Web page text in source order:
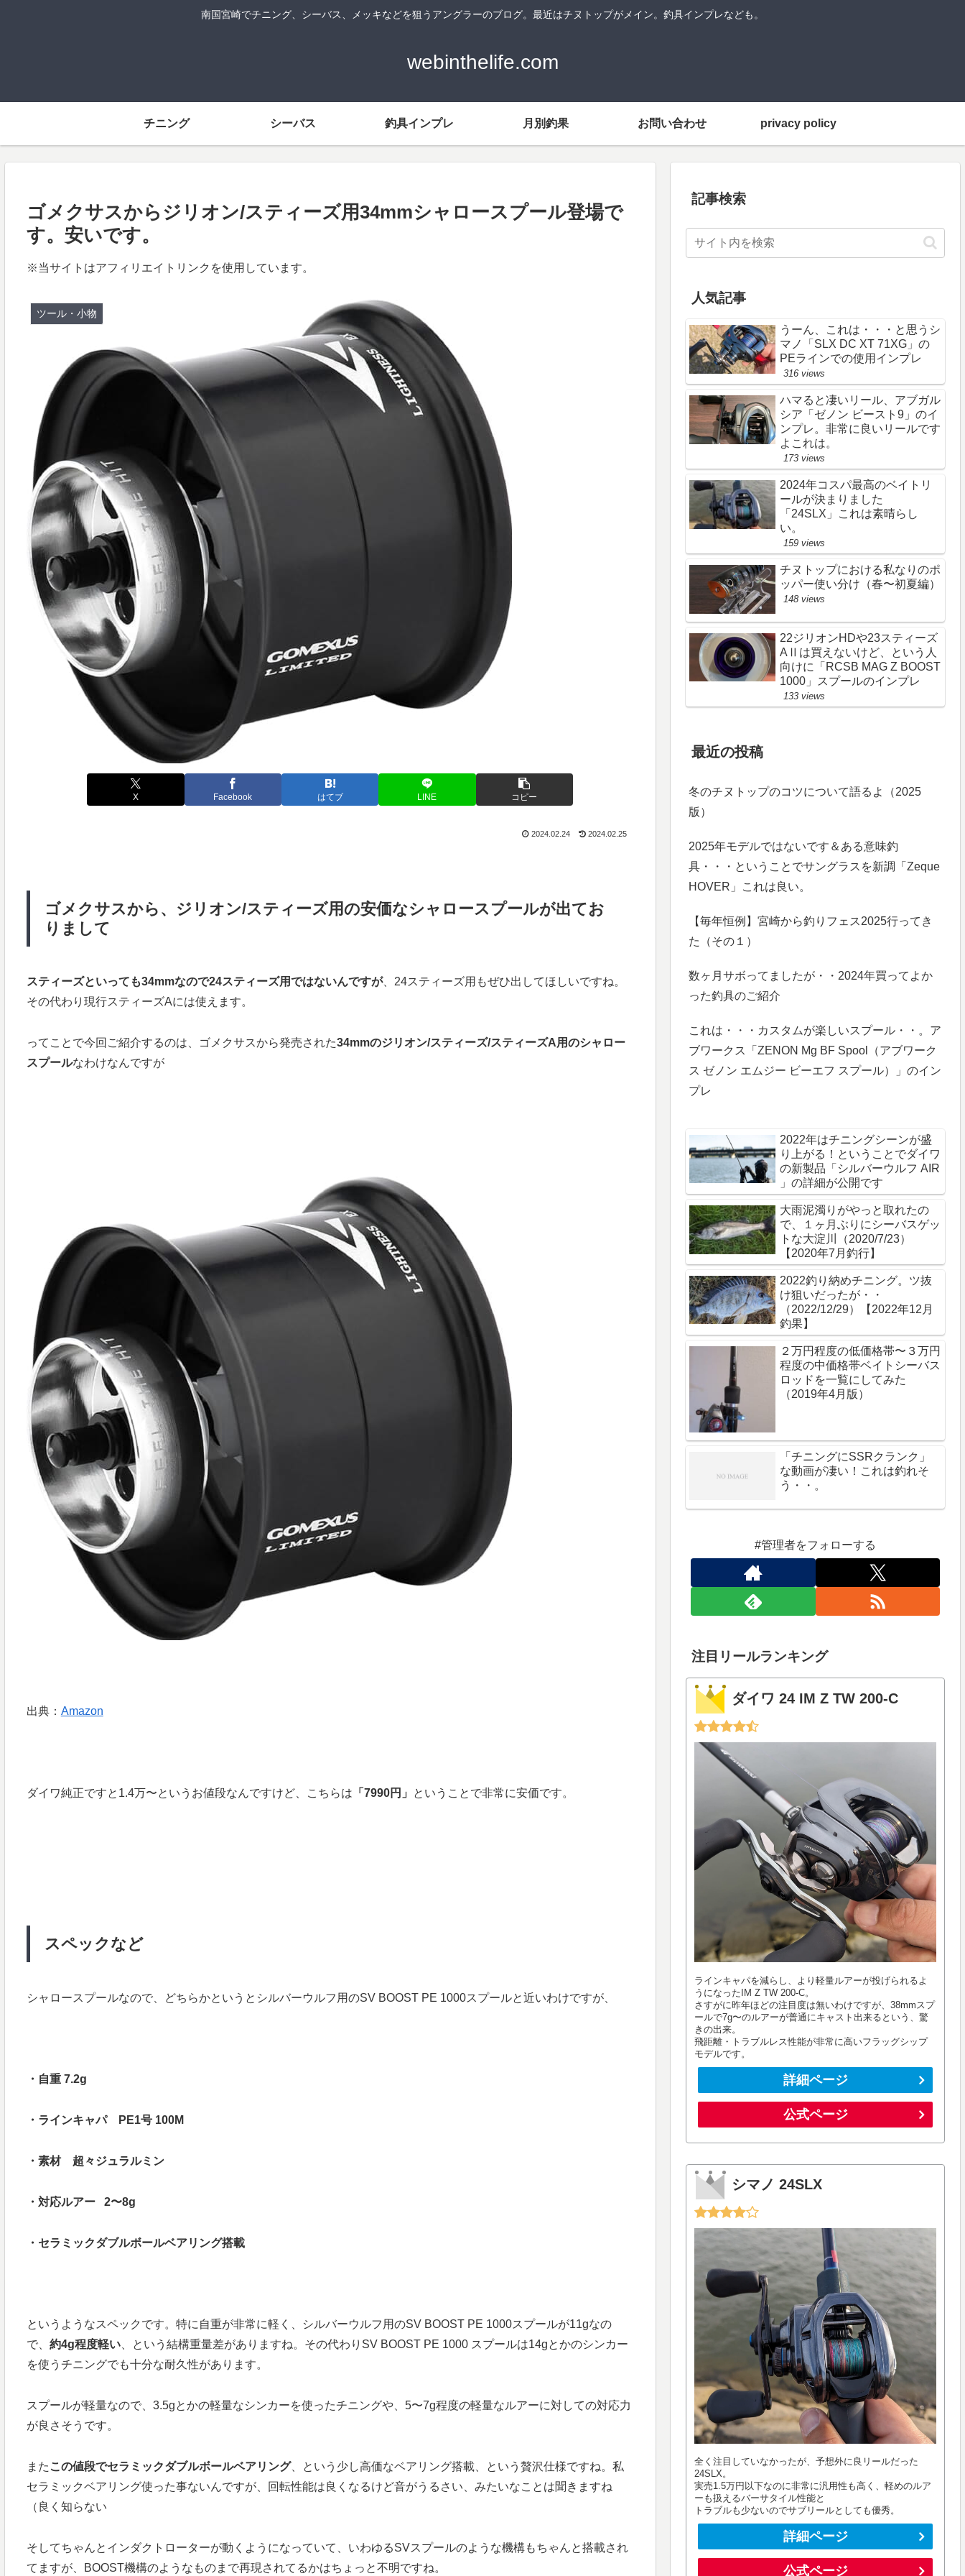
南国宮崎でチニング、シーバス、メッキなどを狙うアングラーのブログ。最近はチヌトップがメイン。釣具インプレなども。
webinthelife.com
チニング シーバス 釣具インプレ 月別釣果 お問い合わせ privacy policy
ゴメクサスからジリオン/スティーズ用34mmシャロースプール登場で
す。安いです。
※当サイトはアフィリエイトリンクを使用しています。
ツール・小物
X Facebook はてブ LINE コピー
2024.02.24 2024.02.25
ゴメクサスから、ジリオン/スティーズ用の安価なシャロースプールが出てお
りまして
スティーズといっても34mmなので24スティーズ用ではないんですが、24スティーズ用もぜひ出してほしいですね。
その代わり現行スティーズAには使えます。
ってことで今回ご紹介するのは、ゴメクサスから発売された34mmのジリオン/スティーズ/スティーズA用のシャロー
スプールなわけなんですが
出典： Amazon
ダイワ純正ですと1.4万〜というお値段なんですけど、こちらは 「7990円」 ということで非常に安価です。
スペックなど
シャロースプールなので、どちらかというとシルバーウルフ用のSV BOOST PE 1000スプールと近いわけですが、
・自重 7.2g
・ラインキャパ PE1号 100M
・素材 超々ジュラルミン
・対応ルアー 2〜8g
・セラミックダブルボールベアリング搭載
というようなスペックです。特に自重が非常に軽く、シルバーウルフ用のSV BOOST PE 1000スプールが11gなの
で、 約4g程度軽い、という結構重量差がありますね。その代わりSV BOOST PE 1000 スプールは14gとかのシンカー
を使うチニングでも十分な耐久性があります。
スプールが軽量なので、3.5gとかの軽量なシンカーを使ったチニングや、5〜7g程度の軽量なルアーに対しての対応力
が良さそうです。
また この値段でセラミックダブルボールベアリング、という少し高価なベアリング搭載、という贅沢仕様ですね。私
セラミックベアリング使った事ないんですが、回転性能は良くなるけど音がうるさい、みたいなことは聞きますね
（良く知らない
そしてちゃんとインダクトローターが動くようになっていて、いわゆるSVスプールのような機構もちゃんと搭載され
てますが、BOOST機構のようなものまで再現されてるかはちょっと不明ですね。
記事検索
人気記事
うーん、これは・・・と思うシ
マノ「SLX DC XT 71XG」の
PEラインでの使用インプレ
316 views
ハマると凄いリール、アブガル
シア「ゼノン ビースト9」のイ
ンプレ。非常に良いリールです
よこれは。
173 views
2024年コスパ最高のベイトリ
ールが決まりました
「24SLX」これは素晴らし
い。
159 views
チヌトップにおける私なりのポ
ッパー使い分け（春〜初夏編）
148 views
22ジリオンHDや23スティーズ
AⅡは買えないけど、という人
向けに「RCSB MAG Z BOOST
1000」スプールのインプレ
133 views
最近の投稿
冬のチヌトップのコツについて語るよ（2025
版）
2025年モデルではないです＆ある意味釣
具・・・ということでサングラスを新調「Zeque
HOVER」これは良い。
【毎年恒例】宮崎から釣りフェス2025行ってき
た（その１）
数ヶ月サボってましたが・・2024年買ってよか
った釣具のご紹介
これは・・・カスタムが楽しいスプール・・。ア
ブワークス「ZENON Mg BF Spool（アブワーク
ス ゼノン エムジー ビーエフ スプール）」のイン
プレ
2022年はチニングシーンが盛
り上がる！ということでダイワ
の新製品「シルバーウルフ AIR
」の詳細が公開です
大雨泥濁りがやっと取れたの
で、１ヶ月ぶりにシーバスゲッ
トな大淀川（2020/7/23）
【2020年7月釣行】
2022釣り納めチニング。ツ抜
け狙いだったが・・
（2022/12/29）【2022年12月
釣果】
２万円程度の低価格帯〜３万円
程度の中価格帯ベイトシーバス
ロッドを一覧にしてみた
（2019年4月版）
「チニングにSSRクランク」
な動画が凄い！これは釣れそ
う・・。
#管理者をフォローする
注目リールランキング
ダイワ 24 IM Z TW 200-C
ラインキャパを減らし、より軽量ルアーが投げられるよ
うになったIM Z TW 200-C。
さすがに昨年ほどの注目度は無いわけですが、38mmスプ
ールで7g〜のルアーが普通にキャスト出来るという、驚
きの出来。
飛距離・トラブルレス性能が非常に高いフラッグシップ
モデルです。
詳細ページ
公式ページ
シマノ 24SLX
全く注目していなかったが、予想外に良リールだった
24SLX。
実売1.5万円以下なのに非常に汎用性も高く、軽めのルア
ーも扱えるバーサタイル性能と
トラブルも少ないのでサブリールとしても優秀。
詳細ページ
公式ページ